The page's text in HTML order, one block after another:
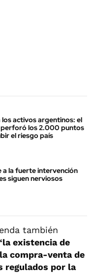
los activos argentinos: el
perforó los 2.000 puntos
el riesgo país
a la fuerte intervención
siguen nerviosos
también
existencia de
compra-venta de
regulados por la